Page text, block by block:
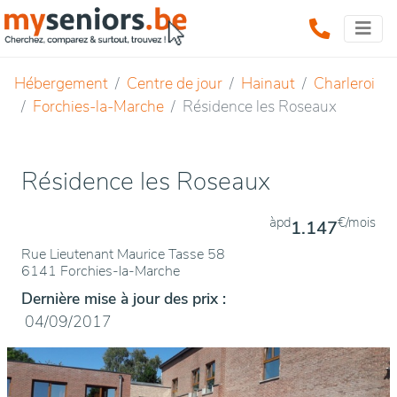
Hébergement Centre de jour Hainaut
Charleroi
Forchies-la-Marche
Résidence les Roseaux
Résidence les Roseaux
Rue Lieutenant Maurice Tasse 58
6141 Forchies-la-Marche
àpd1.147€/mois
Dernière mise à jour des prix :
04/09/2017